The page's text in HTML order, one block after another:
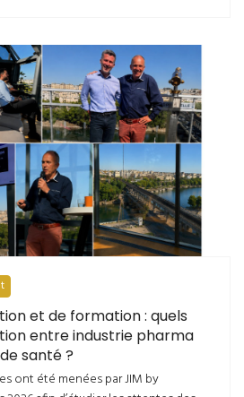
et de formation : quels
entre industrie pharma
santé ?
ont été menées par JIM by